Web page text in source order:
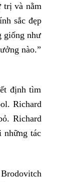
trị và nằm
sắc đẹp
giống như
nào.”
định tìm
Richard
Richard
những tác